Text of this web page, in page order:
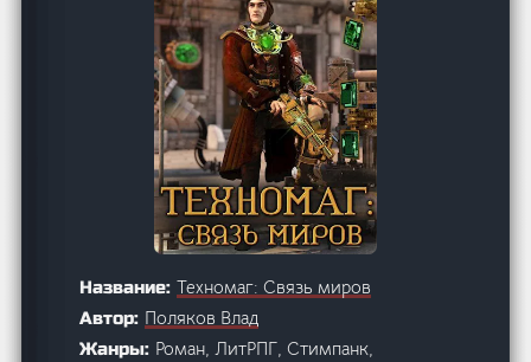
Название:Техномаг: Связь миров
Автор: Поляков Влад
Жанры: Роман, ЛитРПГ, Стимпанк,